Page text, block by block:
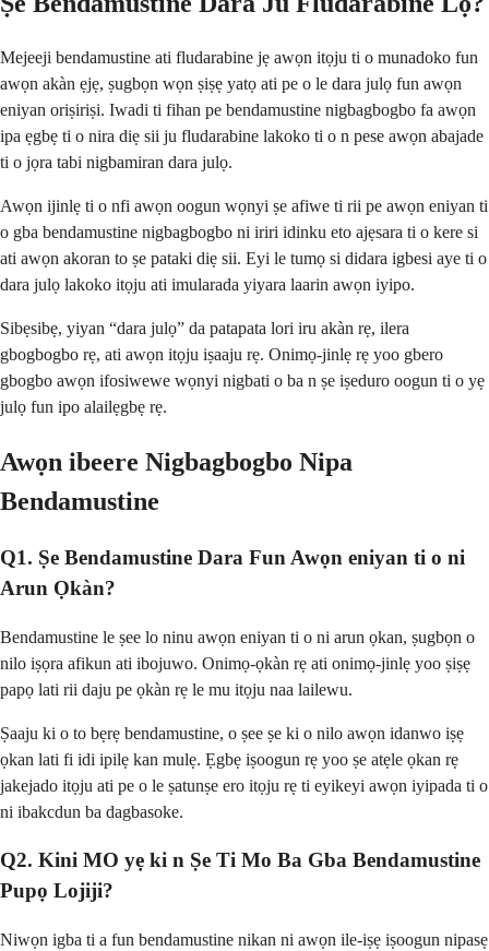
Mejeeji bendamustine ati fludarabine jẹ awọn itọju ti o munadoko fun
awọn akàn ẹjẹ, ṣugbọn wọn ṣiṣẹ yatọ ati pe o le dara julọ fun awọn
eniyan oriṣiriṣi. Iwadi ti fihan pe bendamustine nigbagbogbo fa awọn
ipa ẹgbẹ ti o nira diẹ sii ju fludarabine lakoko ti o n pese awọn abajade
ti o jọra tabi nigbamiran dara julọ.
Awọn ijinlẹ ti o nfi awọn oogun wọnyi ṣe afiwe ti rii pe awọn eniyan ti
o gba bendamustine nigbagbogbo ni iriri idinku eto ajẹsara ti o kere si
ati awọn akoran to ṣe pataki diẹ sii. Eyi le tumọ si didara igbesi aye ti o
dara julọ lakoko itọju ati imularada yiyara laarin awọn iyipo.
Sibẹsibẹ, yiyan “dara julọ” da patapata lori iru akàn rẹ, ilera
gbogbogbo rẹ, ati awọn itọju iṣaaju rẹ. Onimọ-jinlẹ rẹ yoo gbero
gbogbo awọn ifosiwewe wọnyi nigbati o ba n ṣe iṣeduro oogun ti o yẹ
julọ fun ipo alailẹgbẹ rẹ.
Awọn ibeere Nigbagbogbo Nipa
Bendamustine
Q1. Ṣe Bendamustine Dara Fun Awọn eniyan ti o ni
Arun Ọkàn?
Bendamustine le ṣee lo ninu awọn eniyan ti o ni arun ọkan, ṣugbọn o
nilo iṣọra afikun ati ibojuwo. Onimọ-ọkàn rẹ ati onimọ-jinlẹ yoo ṣiṣẹ
papọ lati rii daju pe ọkàn rẹ le mu itọju naa lailewu.
Ṣaaju ki o to bẹrẹ bendamustine, o ṣee ṣe ki o nilo awọn idanwo iṣẹ
ọkan lati fi idi ipilẹ kan mulẹ. Ẹgbẹ iṣoogun rẹ yoo ṣe atẹle ọkan rẹ
jakejado itọju ati pe o le ṣatunṣe ero itọju rẹ ti eyikeyi awọn iyipada ti o
ni ibakcdun ba dagbasoke.
Q2. Kini MO yẹ ki n Ṣe Ti Mo Ba Gba Bendamustine
Pupọ Lojiji?
Niwọn igba ti a fun bendamustine nikan ni awọn ile-iṣẹ iṣoogun nipasẹ